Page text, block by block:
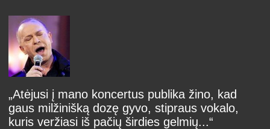
„Atėjusi į mano koncertus publika žino, kad
gaus milžinišką dozę gyvo, stipraus vokalo,
kuris veržiasi iš pačių širdies gelmių...“